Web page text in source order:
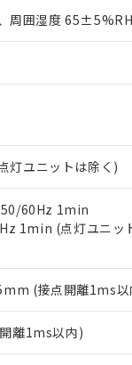
周囲湿度
灯ユニットは除く)
50/60Hz 1min
1min (点灯ユニッ
(接点開離1ms以
離1ms以内)
格結果を当社の事
リスト作成サービ
。
ト上で当社にご登
ビスに関するお客
は、
"個人情報の共
により、予定月が
ロード
ンロードすることが
非含有証明書
含有を証明するも
エステル類４物
応日を記載してお
庫切替を完了して
において有害物質
売部門へお問い合
および販売に係わる
販売員にご確認くだ
また在庫状況の情報